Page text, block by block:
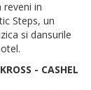
reveni in
Steps, un
si dansurile
- CASHEL